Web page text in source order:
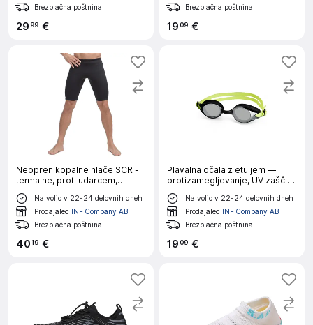
Brezplačna poštnina
2999 €
Brezplačna poštnina
1909 €
Neopren kopalne hlače SCR -
termalne, proti udarcem,
Na voljo v 22-24 delovnih dneh
Prodajalec INF Company AB
Brezplačna poštnina
4019 €
Plavalna očala z etuijem —
protizamegljevanje, UV zaščita,
širok vid
Na voljo v 22-24 delovnih dneh
Prodajalec INF Company AB
Brezplačna poštnina
1909 €